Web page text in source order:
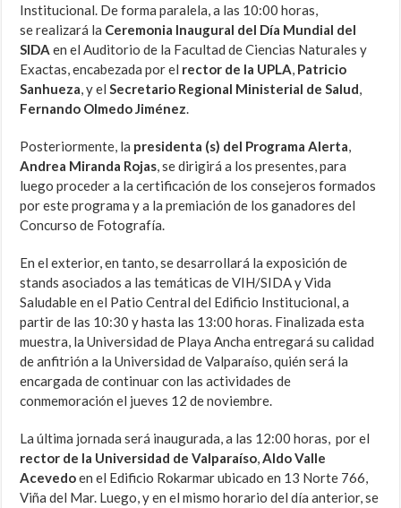
Institucional. De forma paralela, a las 10:00 horas,
se realizará la Ceremonia Inaugural del Día Mundial del
SIDA en el Auditorio de la Facultad de Ciencias Naturales y
Exactas, encabezada por el rector de la UPLA, Patricio
Sanhueza, y elSecretario Regional Ministerial de Salud,
Fernando Olmedo Jiménez.
Posteriormente, la presidenta (s) del Programa Alerta,
Andrea Miranda Rojas, se dirigirá a los presentes, para
luego proceder a la certificación de los consejeros formados
por este programa y a la premiación de los ganadores del
Concurso de Fotografía.
En el exterior, en tanto, se desarrollará la exposición de
stands asociados a las temáticas de VIH/SIDA y Vida
Saludable en el Patio Central del Edificio Institucional, a
partir de las 10:30 y hasta las 13:00 horas. Finalizada esta
muestra, la Universidad de Playa Ancha entregará su calidad
de anfitrión a la Universidad de Valparaíso, quién será la
encargada de continuar con las actividades de
conmemoración el jueves 12 de noviembre.
La última jornada será inaugurada, a las 12:00 horas, por el
rector de la Universidad de Valparaíso,Aldo Valle
Acevedoen el Edificio Rokarmar ubicado en 13 Norte 766,
Viña del Mar. Luego, y en el mismo horario del día anterior, se